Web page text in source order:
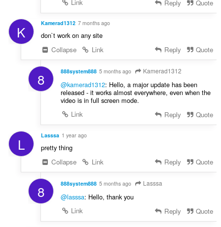
Link
Reply Quote
K Kamerad1312 7 months ago
don`t work on any site
Collapse
Link Reply Quote
8 888system888 5 months ago Kamerad1312
@kamerad1312: Hello, a major update has been
released - it works almost everywhere, even when the
video is in full screen mode.
Link
Reply Quote
L Lasssa 1 year ago
pretty thing
Collapse
Link Reply Quote
8 888system888 5 months ago Lasssa
@lasssa: Hello, thank you
Link
Reply Quote